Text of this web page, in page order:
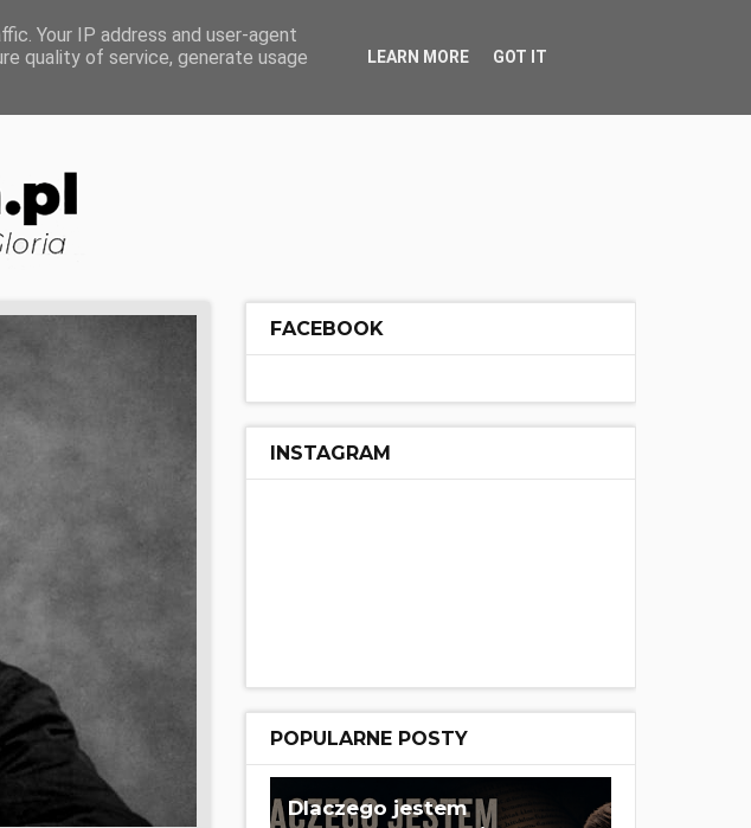
DUCHOWA KOŚCIÓŁ INNE
FACEBOOK
INSTAGRAM
POPULARNE POSTY
Dlaczego jestem
Your IP address and user-agent
quality of service, generate usage
LEARN MORE GOT IT